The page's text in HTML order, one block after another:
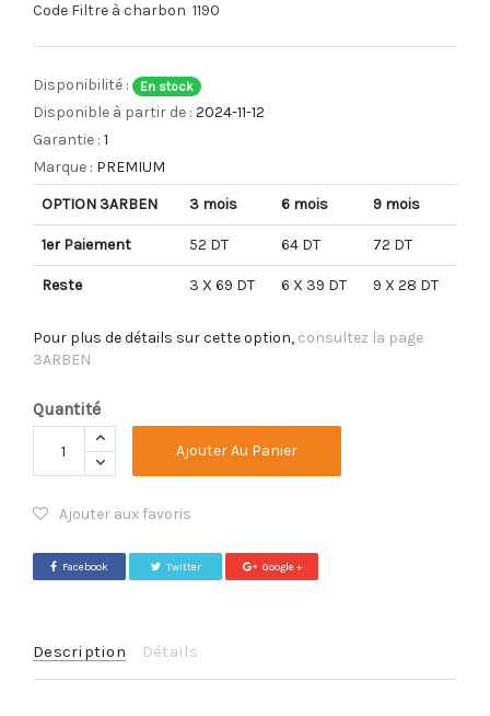
Code Filtre à charbon 1190
Disponibilité : En stock
Disponible à partir de : 2024-11-12
Garantie : 1
Marque : PREMIUM
OPTION 3ARBEN
3 mois 6 mois 9 mois
1er Paiement 52 DT 64 DT 72 DT
Reste 3 X 69 DT 6 X 39 DT 9 X 28 DT
Pour plus de détails sur cette option, consultez la page
3ARBEN
Quantité
Ajouter Au Panier
Ajouter aux favoris
Facebook Twitter Google +
Description Détails